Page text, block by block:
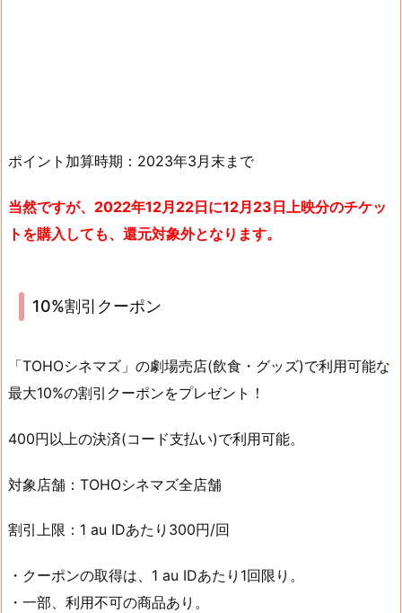
ポイント加算時期：2023年3月末まで
当然ですが、2022年12月22日に12月23日上映分のチケッ
トを購入しても、還元対象外となります。
10%割引クーポン
「TOHOシネマズ」の劇場売店(飲食・グッズ)で利用可能な
最大10%の割引クーポンをプレゼント！
400円以上の決済(コード支払い)で利用可能。
対象店舗：TOHOシネマズ全店舗
割引上限：1 au IDあたり300円/回
・クーポンの取得は、1 au IDあたり1回限り。
・一部、利用不可の商品あり。